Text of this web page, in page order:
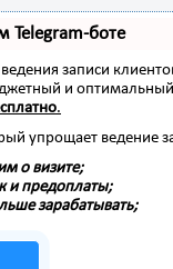
Telegram-боте
ведения записи
и
.
упрощает ведение
о визите;
и предоплаты;
зарабатывать;